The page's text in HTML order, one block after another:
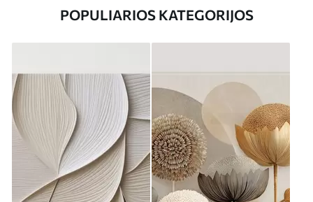
POPULIARIOS KATEGORIJOS